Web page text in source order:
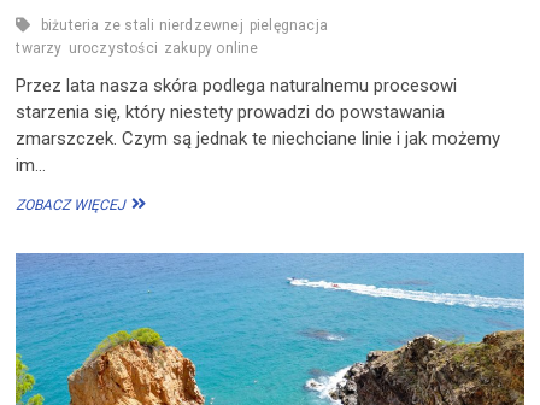
biżuteria ze stali nierdzewnej pielęgnacja
twarzy uroczystości zakupy online
Przez lata nasza skóra podlega naturalnemu procesowi
starzenia się, który niestety prowadzi do powstawania
zmarszczek. Czym są jednak te niechciane linie i jak możemy
im…
ZOBACZ WIĘCEJZMARSZCZKI:
I
JAK
IM
PRZECIWDZIAŁAĆ?